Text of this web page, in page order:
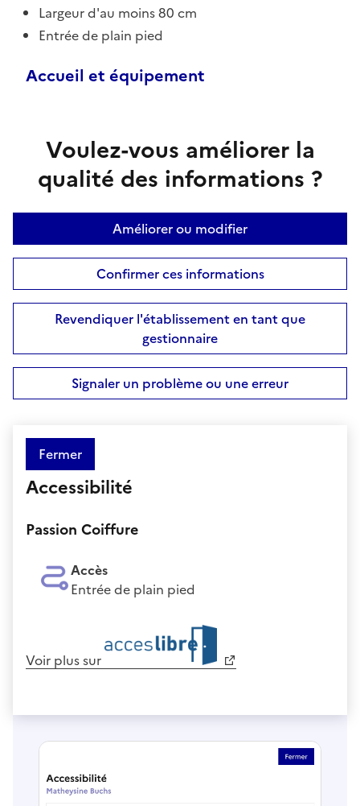
Largeur d'au moins 80 cm
Entrée de plain pied
Accueil et équipement
Voulez-vous améliorer la
qualité des informations ?
Améliorer ou modifier
Confirmer ces informations
Revendiquer l'établissement en tant que
gestionnaire
Signaler un problème ou une erreur
Fermer
Accessibilité
Passion Coiffure
Accès
Entrée de plain pied
Voir plus sur